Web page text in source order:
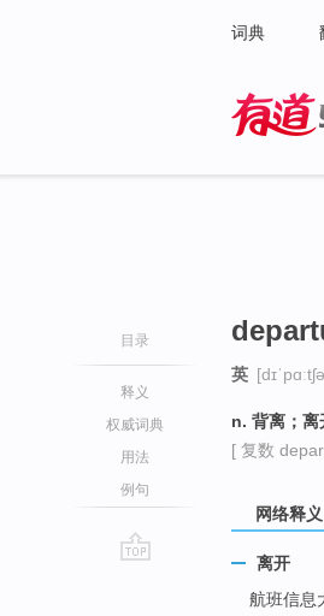
词典
目录
释义
权威词典
用法
例句
英
n. 背离；离
[ 复数
网络释义
离开
航班信息